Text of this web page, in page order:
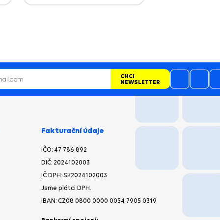
CHCI
NEWSLETTER
Fakturační údaje
IČO: 47 786 892
DIČ: 2024102003
IČ DPH: SK2024102003
Jsme plátci DPH.
IBAN: CZ08 0800 0000 0054 7905 0319